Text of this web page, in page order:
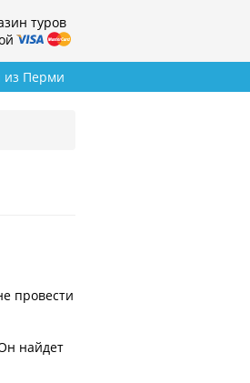
туров
из Перми
провести
найдет